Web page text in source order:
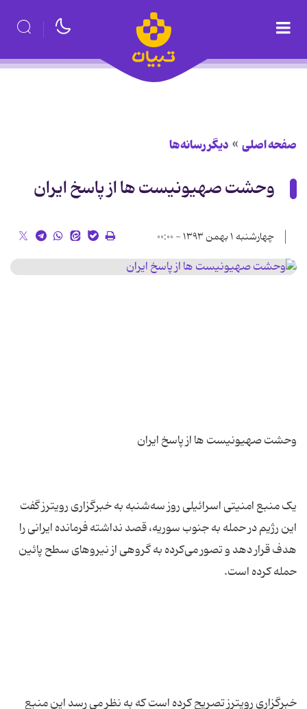
صفحه اصلی دیگر رسانه‌ها
وحشت صهیونیست ها از پاسخ ایران
چهارشنبه ۱ بهمن ۱۳۹۳ - ۰۰:۰۰
یک منبع امنیتی اسرائیلی روز سه‌شنبه به خبرگزاری رویترز گفت
این رژیم در حمله به جنوب سوریه، قصد نداشته فرمانده ایرانی را
هدف قرار دهد و تصور می‌کرده به گروهی از نیروهای سطح پائین
خبرگزاری رویترز تصریح کرده است که به نظر می رسد این منبع